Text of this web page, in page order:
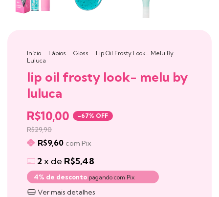
Início . Lábios . Gloss . Lip Oil Frosty Look- Melu By
Luluca
lip oil frosty look- melu by
luluca
R$10,00 -67% OFF
R$29,90
R$9,60 com Pix
2 x de R$5,48
4% de desconto pagando com Pix
Ver mais detalhes